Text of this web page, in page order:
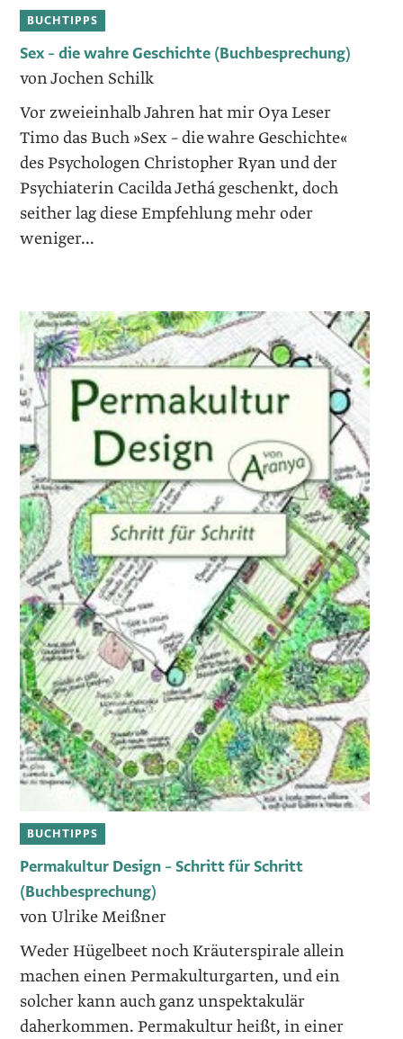
BUCHTIPPS
Sex – die wahre Geschichte (Buchbesprechung)
von Jochen Schilk
Vor zweieinhalb Jahren hat mir Oya Leser
Timo das Buch »Sex – die wahre Geschichte«
des Psychologen Christopher Ryan und der
Psychiaterin Cacilda Jethá geschenkt, doch
seither lag diese Empfehlung mehr oder
weniger...
BUCHTIPPS
Permakultur Design – Schritt für Schritt
(Buchbesprechung)
von Ulrike Meißner
Weder Hügelbeet noch Kräuterspirale allein
machen einen Permakulturgarten, und ein
solcher kann auch ganz unspektakulär
daherkommen. Permakultur heißt, in einer